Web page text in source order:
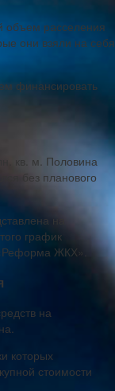
объем расселения
они взяли на себя
финансировать
кв. м. Половина
без планового
на
график
ЖКХ».
на
которых
стоимости